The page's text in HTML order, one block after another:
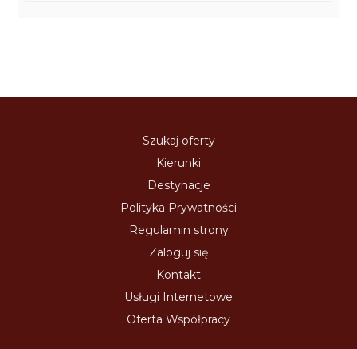
Szukaj oferty
Kierunki
Destynacje
Polityka Prywatności
Regulamin strony
Zaloguj się
Kontakt
Usługi Internetowe
Oferta Współpracy